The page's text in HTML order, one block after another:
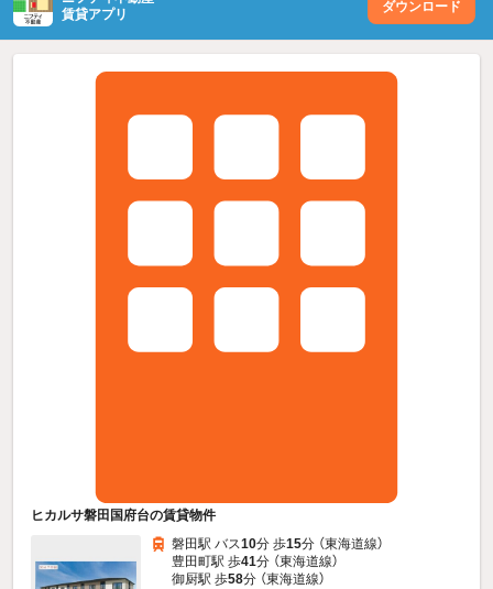
賃貸アプリ
ダウンロード
ヒカルサ磐田国府台の賃貸物件
磐田駅 バス10分 歩15分 （東海道線）
豊田町駅 歩41分 （東海道線）
御厨駅 歩58分 （東海道線）